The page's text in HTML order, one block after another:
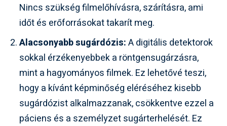
Nincs szükség filmelőhívásra, szárításra, ami
időt és erőforrásokat takarít meg.
Alacsonyabb sugárdózis:A digitális detektorok
sokkal érzékenyebbek a röntgensugárzásra,
mint a hagyományos filmek. Ez lehetővé teszi,
hogy a kívánt képminőség eléréséhez kisebb
sugárdózist alkalmazzanak, csökkentve ezzel a
páciens és a személyzet sugárterhelését. Ez